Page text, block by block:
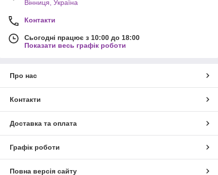
Вінниця, Україна
Контакти
Сьогодні працює з 10:00 до 18:00
Показати весь графік роботи
Про нас
Контакти
Доставка та оплата
Графік роботи
Повна версія сайту